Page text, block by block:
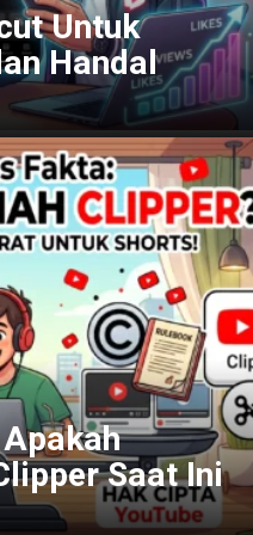
Untuk
Handal
Saat Ini